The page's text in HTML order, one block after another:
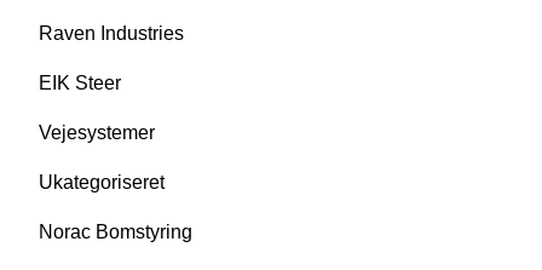
Raven Industries
EIK Steer
Vejesystemer
Ukategoriseret
Norac Bomstyring